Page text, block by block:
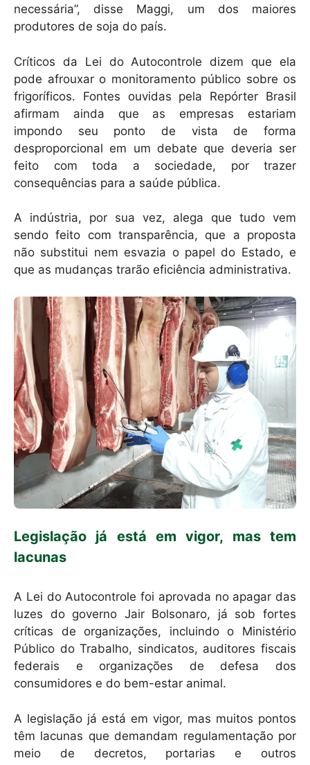
necessária”, disse Maggi, um dos maiores
produtores de soja do país.
Críticos da Lei do Autocontrole dizem que ela
pode afrouxar o monitoramento público sobre os
frigoríficos. Fontes ouvidas pela Repórter Brasil
afirmam ainda que as empresas estariam
impondo seu ponto de vista de forma
desproporcional em um debate que deveria ser
feito com toda a sociedade, por trazer
consequências para a saúde pública.
A indústria, por sua vez, alega que tudo vem
sendo feito com transparência, que a proposta
não substitui nem esvazia o papel do Estado, e
que as mudanças trarão eficiência administrativa.
Legislação já está em vigor, mas tem
lacunas
A Lei do Autocontrole foi aprovada no apagar das
luzes do governo Jair Bolsonaro, já sob fortes
críticas de organizações, incluindo o Ministério
Público do Trabalho, sindicatos, auditores fiscais
federais e organizações de defesa dos
consumidores e do bem-estar animal.
A legislação já está em vigor, mas muitos pontos
têm lacunas que demandam regulamentação por
meio de decretos, portarias e outros